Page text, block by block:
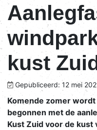
kust
Gepubliceerd: 12 mei
Komende zomer
begonnen met de
Kust Zuid voor de kust